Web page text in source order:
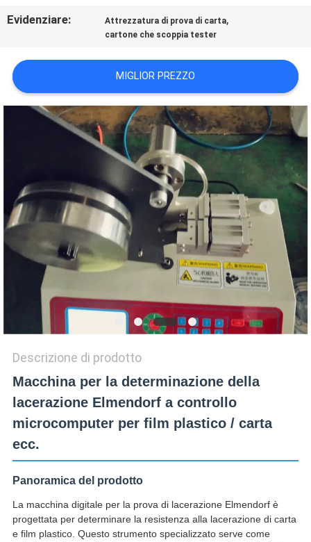
UNA
VR
SHOW
PRIVACY
POLICY
Evidenziare: Attrezzatura di prova di carta,
cartone che scoppia tester
MIGLIOR PREZZO
Descrizione di prodotto
Macchina per la determinazione della
lacerazione Elmendorf a controllo
microcomputer per film plastico / carta
ecc.
Panoramica del prodotto
La macchina digitale per la prova di lacerazione Elmendorf è
progettata per determinare la resistenza alla lacerazione di carta
e film plastico. Questo strumento specializzato serve come